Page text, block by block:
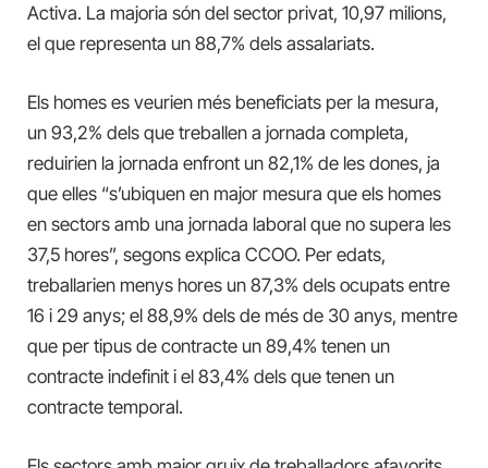
Activa. La majoria són del sector privat, 10,97 milions,
el que representa un 88,7% dels assalariats.
Els homes es veurien més beneficiats per la mesura,
un 93,2% dels que treballen a jornada completa,
reduirien la jornada enfront un 82,1% de les dones, ja
que elles “s’ubiquen en major mesura que els homes
en sectors amb una jornada laboral que no supera les
37,5 hores”, segons explica CCOO. Per edats,
treballarien menys hores un 87,3% dels ocupats entre
16 i 29 anys; el 88,9% dels de més de 30 anys, mentre
que per tipus de contracte un 89,4% tenen un
contracte indefinit i el 83,4% dels que tenen un
contracte temporal.